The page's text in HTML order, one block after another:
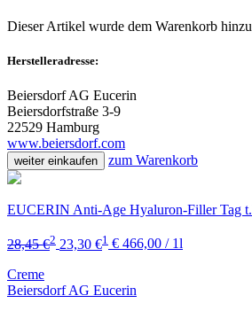
Dieser Artikel wurde dem Warenkorb
Herstelleradresse:
Beiersdorf AG Eucerin
Beiersdorfstraße 3-9
22529 Hamburg
www.beiersdorf.com
weiter einkaufen zum Warenkorb
EUCERIN Anti-Age Hyaluron-Filler Tag
28,45 €2 23,30 €1 € 466,00 / 1l
Creme
Beiersdorf AG Eucerin